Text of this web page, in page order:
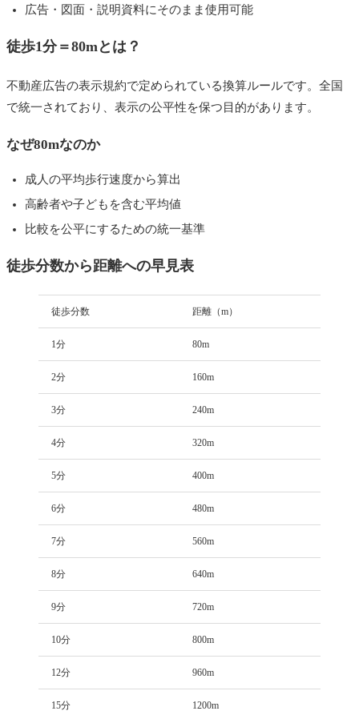
広告・図面・説明資料にそのまま使用可能
徒歩1分＝80mとは？
不動産広告の表示規約で定められている換算ルールです。全国
で統一されており、表示の公平性を保つ目的があります。
なぜ80mなのか
成人の平均歩行速度から算出
高齢者や子どもを含む平均値
比較を公平にするための統一基準
徒歩分数から距離への早見表
徒歩分数 距離（m）
1分 80m
2分 160m
3分 240m
4分 320m
5分 400m
6分 480m
7分 560m
8分 640m
9分 720m
10分 800m
12分 960m
15分 1200m